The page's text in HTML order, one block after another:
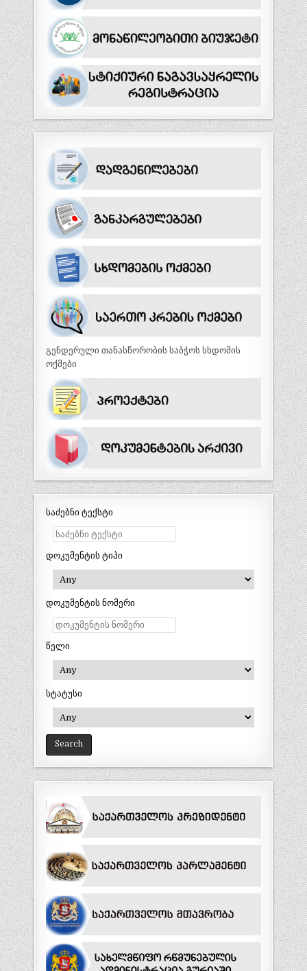
გენდერული თანასწორობის საბჭოს სხდომის
ოქმები
საძებნი ტექსტი
დოკუმენტის ტიპი
დოკუმენტის ნომერი
წელი
სტატუსი